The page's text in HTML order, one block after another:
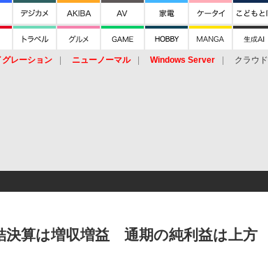
グレーション ニューノーマル Windows Server クラウド
決算は増収増益 通期の純利益は上方